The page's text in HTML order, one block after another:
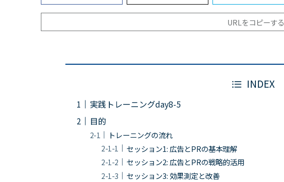
URLをコピーする
INDEX
実践トレーニングday8-5
目的
トレーニングの流れ
セッション1: 広告とPRの基本理解
セッション2: 広告とPRの戦略的活用
セッション3: 効果測定と改善